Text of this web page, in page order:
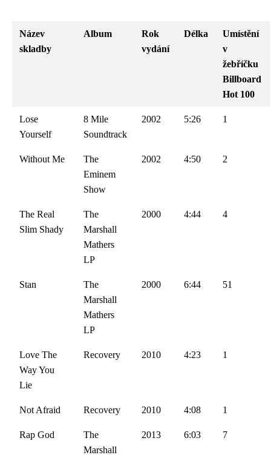
Název
skladby
Album
Rok
vydání
Délka
Umístění
v
žebříčku
Billboard
Hot 100
Lose
Yourself
8 Mile
Soundtrack
2002 5:26 1
Without Me
The
Eminem
Show
2002 4:50 2
The Real
Slim Shady
The
Marshall
Mathers
LP
2000 4:44 4
Stan
The
Marshall
Mathers
LP
2000 6:44 51
Love The
Way You
Lie
Recovery 2010 4:23 1
Not Afraid Recovery 2010 4:08 1
Rap God
The
Marshall
2013 6:03 7